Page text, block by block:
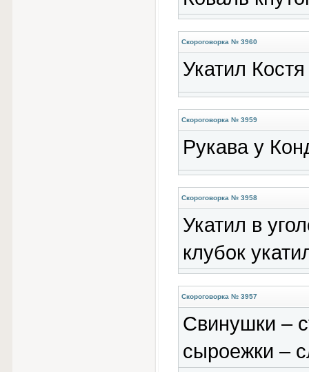
Скороговорка № 3960
Укатил
Скороговорка № 3959
Рукава у
Скороговорка № 3958
Укатил в
клубок
Скороговорка № 3957
Свинушки –
сыроежки –